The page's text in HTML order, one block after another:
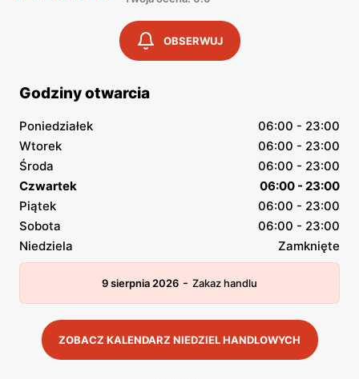
OBSERWUJ
Godziny otwarcia
Poniedziałek
06:00 - 23:00
Wtorek
06:00 - 23:00
Środa
06:00 - 23:00
Czwartek
06:00 - 23:00
Piątek
06:00 - 23:00
Sobota
06:00 - 23:00
Niedziela
Zamknięte
9 sierpnia 2026 - Zakaz handlu
ZOBACZ KALENDARZ NIEDZIEL HANDLOWYCH